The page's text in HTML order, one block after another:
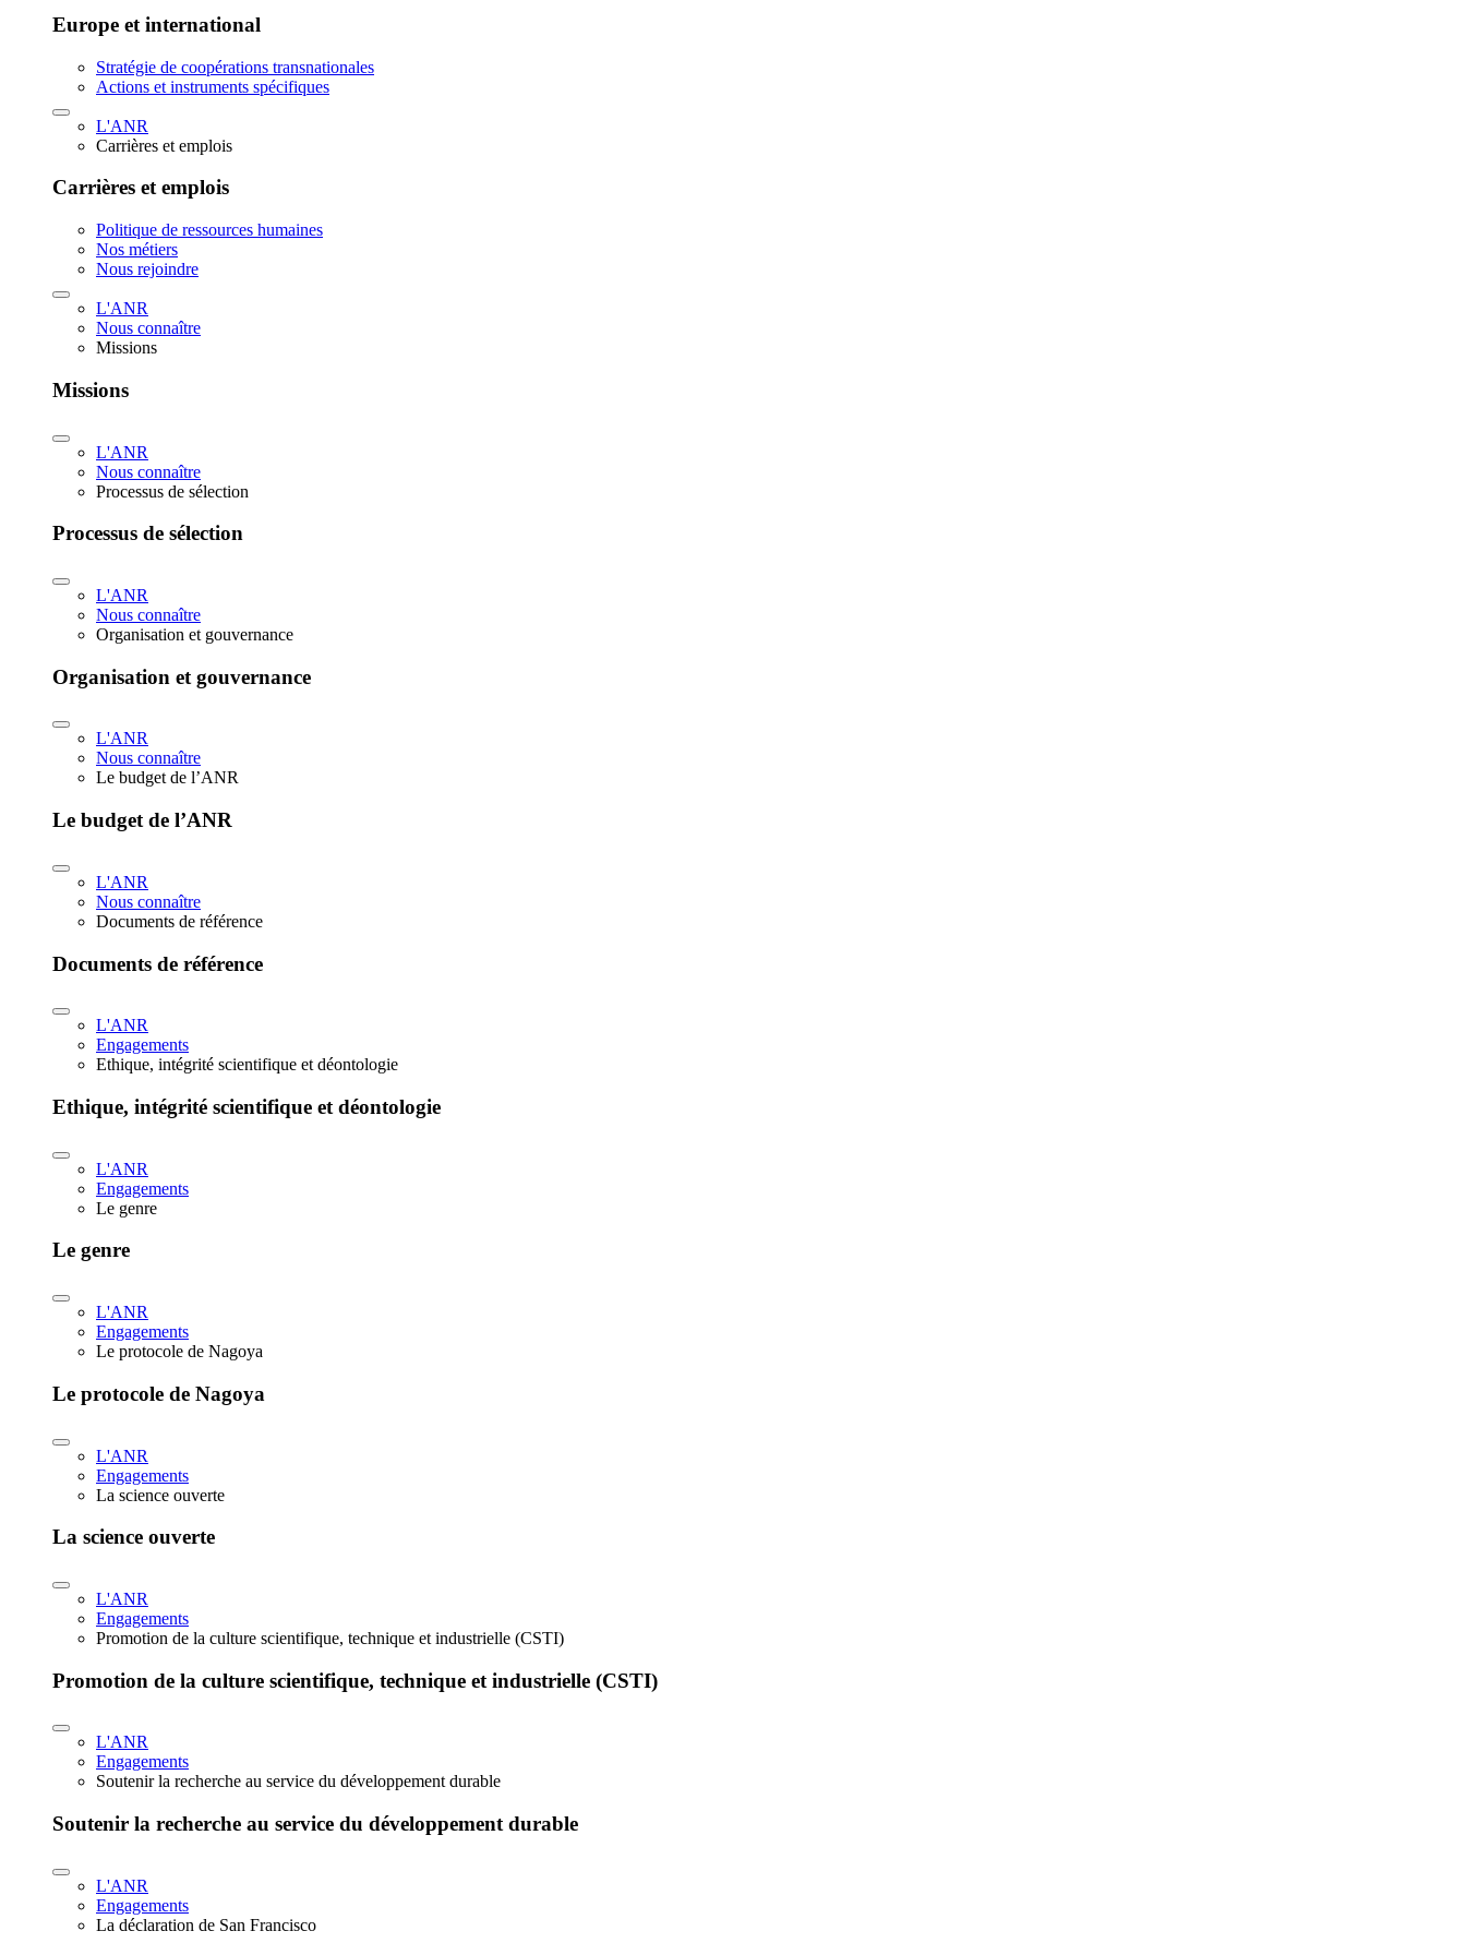
Europe et international
Stratégie de coopérations transnationales
Actions et instruments spécifiques
L'ANR
Carrières et emplois
Carrières et emplois
Politique de ressources humaines
Nos métiers
Nous rejoindre
L'ANR
Nous connaître
Missions
Missions
L'ANR
Nous connaître
Processus de sélection
Processus de sélection
L'ANR
Nous connaître
Organisation et gouvernance
Organisation et gouvernance
L'ANR
Nous connaître
Le budget de l’ANR
Le budget de l’ANR
L'ANR
Nous connaître
Documents de référence
Documents de référence
L'ANR
Engagements
Ethique, intégrité scientifique et déontologie
Ethique, intégrité scientifique et déontologie
L'ANR
Engagements
Le genre
Le genre
L'ANR
Engagements
Le protocole de Nagoya
Le protocole de Nagoya
L'ANR
Engagements
La science ouverte
La science ouverte
L'ANR
Engagements
Promotion de la culture scientifique, technique et industrielle (CSTI)
Promotion de la culture scientifique, technique et industrielle (CSTI)
L'ANR
Engagements
Soutenir la recherche au service du développement durable
Soutenir la recherche au service du développement durable
L'ANR
Engagements
La déclaration de San Francisco